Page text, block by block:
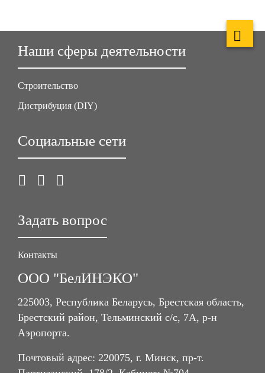
Наши сферы деятельности
Строительство
Дистрибуция (DIY)
Социальные сети
Задать вопрос
Контакты
ООО "БелИНЭКО"
225003, Республика Беларусь, Брестская область,
Брестский район, Тельминский с/с, 7А, р-н
Аэропорта.
Почтовый адрес: 220075, г. Минск, пр-т.